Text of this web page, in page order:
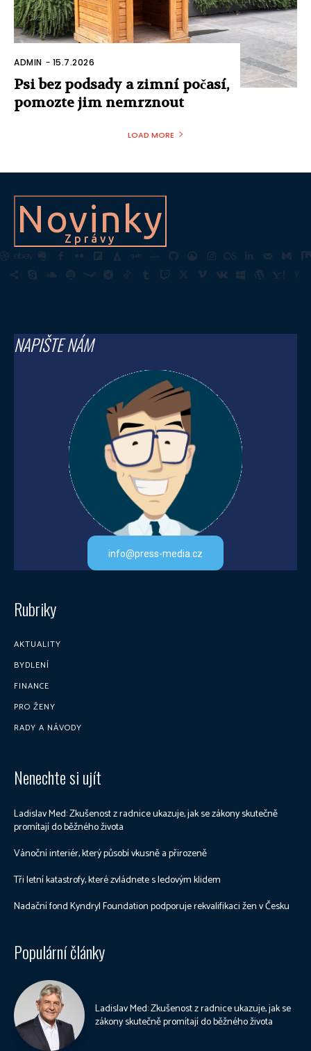
ADMIN - 15.7.2026
Psi bez podsady a zimní počasí,
pomozte jim nemrznout
LOAD MORE
Novinky
Zprávy
NAPIŠTE NÁM
info@press-media.cz
Rubriky
AKTUALITY
BYDLENÍ
FINANCE
PRO ŽENY
RADY A NÁVODY
Nenechte si ujít
Ladislav Med: Zkušenost z radnice ukazuje, jak se zákony skutečně
promítají do běžného života
Vánoční interiér, který působí vkusně a přirozeně
Tři letní katastrofy, které zvládnete s ledovým klidem
Nadační fond Kyndryl Foundation podporuje rekvalifikaci žen v Česku
Populární články
Ladislav Med: Zkušenost z radnice ukazuje, jak se
zákony skutečně promítají do běžného života